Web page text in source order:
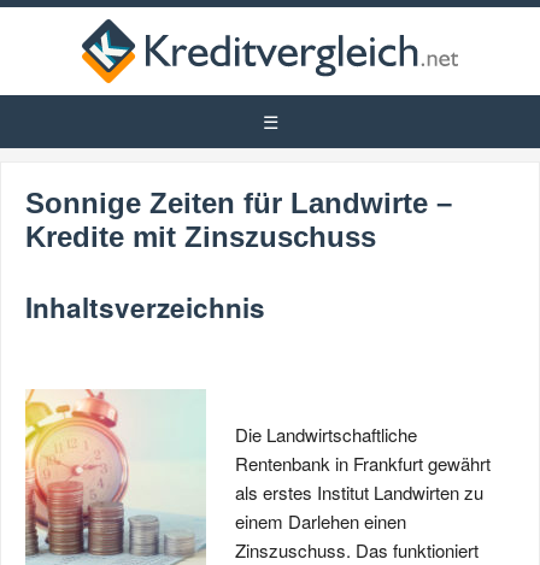
Sonnige Zeiten für Landwirte –
Kredite mit Zinszuschuss
Inhaltsverzeichnis
Die Landwirtschaftliche
Rentenbank in Frankfurt gewährt
als erstes Institut Landwirten zu
einem Darlehen einen
Zinszuschuss. Das funktioniert